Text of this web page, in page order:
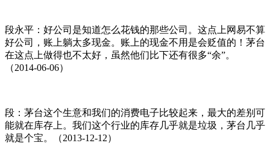
段永平：好公司是知道怎么花钱的那些公司。这点上网易不算
好公司，账上躺太多现金。账上的现金不用是会贬值的！茅台
在这点上做得也不太好，虽然他们比下还有很多“余”。
（2014-06-06）
段：茅台这个生意和我们的消费电子比较起来，最大的差别可
能就在库存上。我们这个行业的库存几乎就是垃圾，茅台几乎
就是个宝。（2013-12-12）